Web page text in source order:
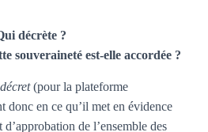
décrète ?
souveraineté est-elle accordée ?
décret(pour la plateforme
donc en ce qu’il met en évidence
de l’ensemble des